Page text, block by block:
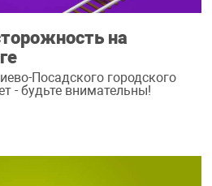
на
Посадского городского
- будьте внимательны!